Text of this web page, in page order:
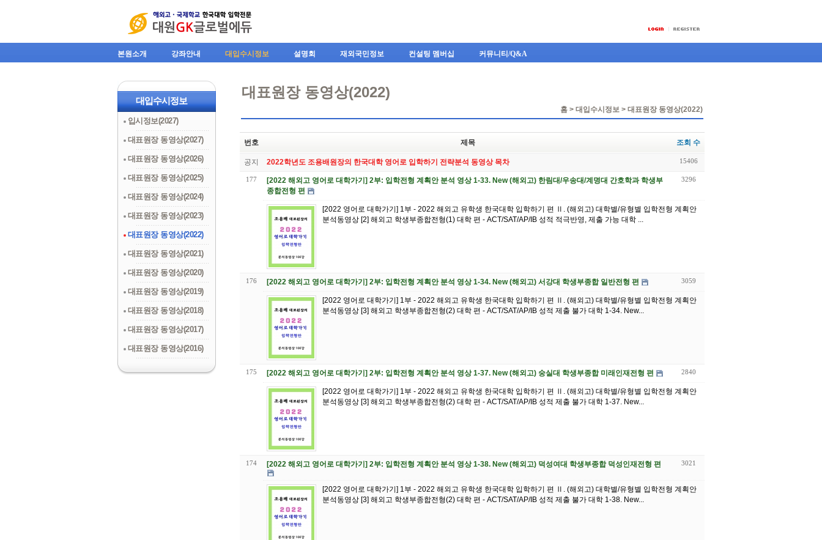
본원소개 강좌안내 대입수시정보 설명회 재외국민정보 컨설팅 멤버십 커뮤니티/Q&A
대입수시정보
입시정보(2027)
대표원장 동영상(2027)
대표원장 동영상(2026)
대표원장 동영상(2025)
대표원장 동영상(2024)
대표원장 동영상(2023)
대표원장 동영상(2022)
대표원장 동영상(2021)
대표원장 동영상(2020)
대표원장 동영상(2019)
대표원장 동영상(2018)
대표원장 동영상(2017)
대표원장 동영상(2016)
대표원장 동영상(2022)
홈 > 대입수시정보 > 대표원장 동영상(2022)
번호 제목 조회 수
공지 2022학년도 조용배원장의 한국대학 영어로 입학하기 전략분석 동영상 목차 15406
177
[2022 해외고 영어로 대학가기] 2부: 입학전형 계획안 분석 영상 1-33. New (해외고) 한림대/우송대/계명대 간호학과 학생부
종합전형 편
3296
[2022 영어로 대학가기] 1부 - 2022 해외고 유학생 한국대학 입학하기 편 Ⅱ. (해외고) 대학별/유형별 입학전형 계획안
분석동영상 [2] 해외고 학생부종합전형(1) 대학 편 - ACT/SAT/AP/IB 성적 적극반영, 제출 가능 대학 ...
176 [2022 해외고 영어로 대학가기] 2부: 입학전형 계획안 분석 영상 1-34. New (해외고) 서강대 학생부종합 일반전형 편 3059
[2022 영어로 대학가기] 1부 - 2022 해외고 유학생 한국대학 입학하기 편 Ⅱ. (해외고) 대학별/유형별 입학전형 계획안
분석동영상 [3] 해외고 학생부종합전형(2) 대학 편 - ACT/SAT/AP/IB 성적 제출 불가 대학 1-34. New...
175 [2022 해외고 영어로 대학가기] 2부: 입학전형 계획안 분석 영상 1-37. New (해외고) 숭실대 학생부종합 미래인재전형 편 2840
[2022 영어로 대학가기] 1부 - 2022 해외고 유학생 한국대학 입학하기 편 Ⅱ. (해외고) 대학별/유형별 입학전형 계획안
분석동영상 [3] 해외고 학생부종합전형(2) 대학 편 - ACT/SAT/AP/IB 성적 제출 불가 대학 1-37. New...
174 [2022 해외고 영어로 대학가기] 2부: 입학전형 계획안 분석 영상 1-38. New (해외고) 덕성여대 학생부종합 덕성인재전형 편 3021
[2022 영어로 대학가기] 1부 - 2022 해외고 유학생 한국대학 입학하기 편 Ⅱ. (해외고) 대학별/유형별 입학전형 계획안
분석동영상 [3] 해외고 학생부종합전형(2) 대학 편 - ACT/SAT/AP/IB 성적 제출 불가 대학 1-38. New...